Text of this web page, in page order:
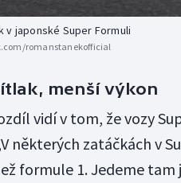
v japonské Super Formuli
romanstanekofficial
menší výkon
vidí v tom, že vozy
některých zatáčkách v
formule 1. Jedeme